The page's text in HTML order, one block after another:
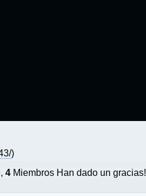
)
4 Miembros Han dado un gracias!